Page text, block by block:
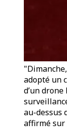
adopté un
d’un
au-dessus
affirmé sur